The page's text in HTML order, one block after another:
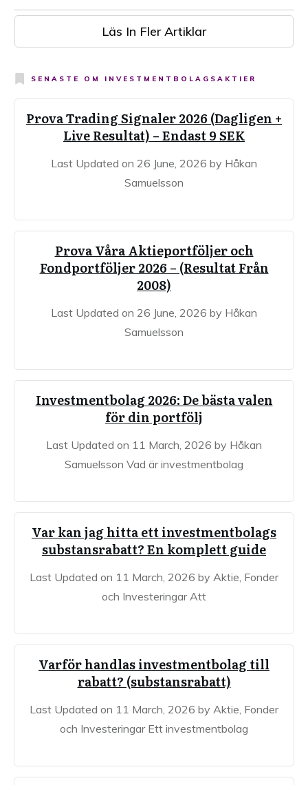
Läs In Fler Artiklar
SENASTE OM INVESTMENTBOLAGSAKTIER
Prova Trading Signaler 2026 (Dagligen +
Live Resultat) – Endast 9 SEK
Last Updated on 26 June, 2026 by Håkan
Samuelsson
Prova Våra Aktieportföljer och
Fondportföljer 2026 – (Resultat Från
2008)
Last Updated on 26 June, 2026 by Håkan
Samuelsson
Investmentbolag 2026: De bästa valen
för din portfölj
Last Updated on 11 March, 2026 by Håkan
Samuelsson Vad är investmentbolag
Var kan jag hitta ett investmentbolags
substansrabatt? En komplett guide
Last Updated on 11 March, 2026 by Aktie, Fonder
och Investeringar Att
Varför handlas investmentbolag till
rabatt? (substansrabatt)
Last Updated on 11 March, 2026 by Aktie, Fonder
och Investeringar Ett investmentbolag